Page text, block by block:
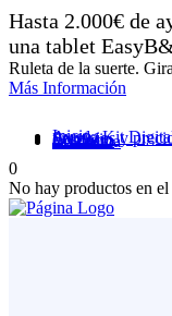
Hasta 2.000€ de
una tablet
Ruleta de la suerte.
Más Información
Inicio
Ayuda Kit
Servicios y
Portfolio
Contacto
Mi cuenta
0
No hay productos en